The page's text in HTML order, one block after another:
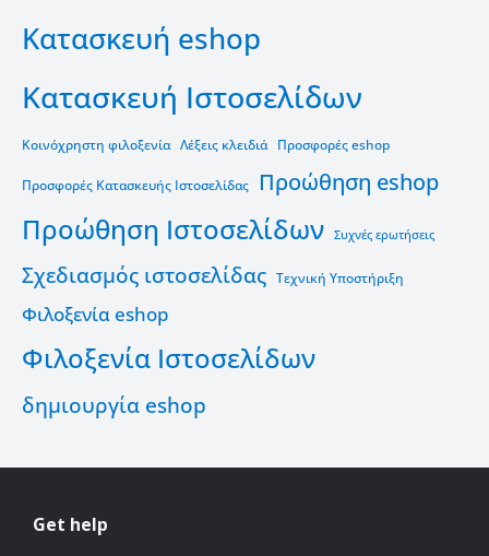
Κατασκευή eshop
Κατασκευή Ιστοσελίδων
Κοινόχρηστη φιλοξενία Λέξεις κλειδιά Προσφορές eshop
Προσφορές Κατασκευής Ιστοσελίδας Προώθηση eshop
Προώθηση Ιστοσελίδων Συχνές ερωτήσεις
Σχεδιασμός ιστοσελίδας Τεχνική Υποστήριξη
Φιλοξενία eshop
Φιλοξενία Ιστοσελίδων
δημιουργία eshop
Get help